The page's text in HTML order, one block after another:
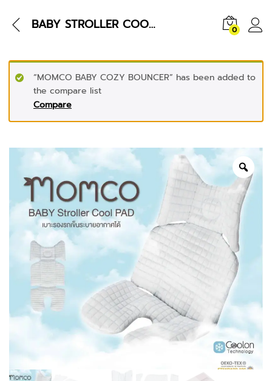
BABY STROLLER COOL PAD 0
Compare
“MOMCO BABY COZY BOUNCER” has been added to
the compare list